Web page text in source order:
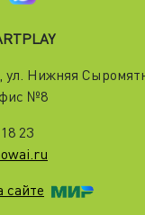
ул. Нижняя
№8
23
сайте